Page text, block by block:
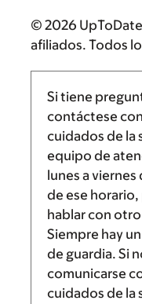
© 2026
afiliados. Todos
Si tiene
contáctese
cuidados de la
equipo de
lunes a viernes
de ese
hablar con
Siempre hay
de guardia. Si
comunicarse
cuidados de la